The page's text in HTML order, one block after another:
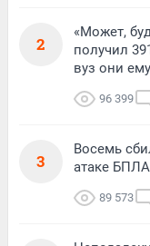
2
«Может,
получил
вуз они
96 399
3
Восемь
атаке БПЛА
89 573